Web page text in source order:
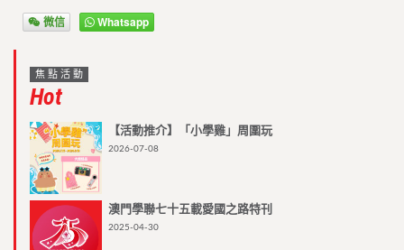
微信 Whatsapp
焦點活動
Hot
【活動推介】「小學雞」周圍玩
2026-07-08
澳門學聯七十五載愛國之路特刊
2025-04-30